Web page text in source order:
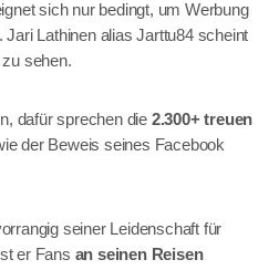
sich nur bedingt, um Werbung
Lathinen alias Jarttu84 scheint
sehen.
dafür sprechen die 2.300+ treuen
der Beweis seines Facebook
seiner Leidenschaft für
er Fans an seinen Reisen